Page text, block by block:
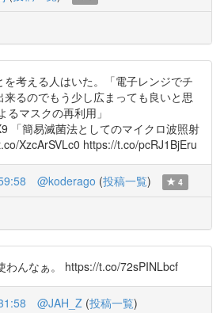
考える人はいた。「電子レンジでチ
来るのでもう少し広まっても良いと思
るマスクの再利用」
「簡易滅菌法としてのマイクロ波照射
XzcArSVLc0 https://t.co/pcRJ1BjEru
@koderago (投稿一覧) 4
わんなぁ。 https://t.co/72sPINLbcf
@JAH_Z (投稿一覧)